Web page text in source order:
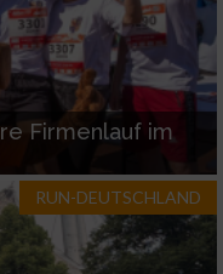
Firmenlauf im
RUN-DEUTSCHLAND